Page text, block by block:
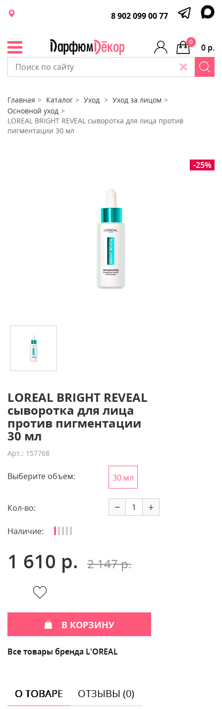
8 902 099 00 77
0 р.
0
Главная Каталог Уход
Уход за лицом
Основной уход
LOREAL BRIGHT REVEAL сыворотка для лица против
пигментации 30 мл
-25%
LOREAL BRIGHT REVEAL
сыворотка для лица
против пигментации
30 мл
Арт.: 157768
Выберите объем: 30 мл
Кол-во: − +
Наличие:
1 610 р. 2 147 р.
В КОРЗИНУ
Все товары бренда L'OREAL
О ТОВАРЕ ОТЗЫВЫ (0)